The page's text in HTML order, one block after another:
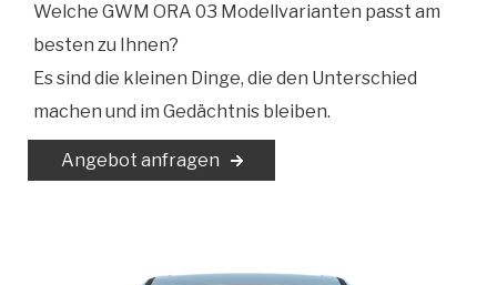
Welche GWM ORA 03 Modellvarianten passt am
besten zu Ihnen?
Es sind die kleinen Dinge, die den Unterschied
machen und im Gedächtnis bleiben.
Angebot anfragen